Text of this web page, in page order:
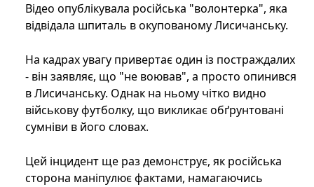
Відео опублікувала російська "волонтерка", яка
відвідала шпиталь в окупованому Лисичанську.
На кадрах увагу привертає один із постраждалих
- він заявляє, що "не воював", а просто опинився
в Лисичанську. Однак на ньому чітко видно
військову футболку, що викликає обґрунтовані
сумніви в його словах.
Цей інцидент ще раз демонструє, як російська
сторона маніпулює фактами, намагаючись